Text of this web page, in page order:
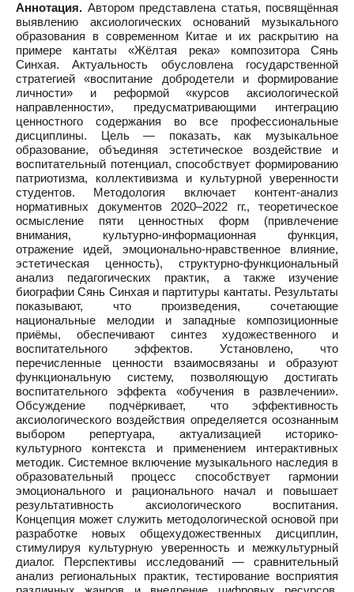
Аннотация. Автором представлена статья, посвящённая
выявлению аксиологических оснований музыкального
образования в современном Китае и их раскрытию на
примере кантаты «Жёлтая река» композитора Сянь
Синхая. Актуальность обусловлена государственной
стратегией «воспитание добродетели и формирование
личности» и реформой «курсов аксиологической
направленности», предусматривающими интеграцию
ценностного содержания во все профессиональные
дисциплины. Цель — показать, как музыкальное
образование, объединяя эстетическое воздействие и
воспитательный потенциал, способствует формированию
патриотизма, коллективизма и культурной уверенности
студентов. Методология включает контент-анализ
нормативных документов 2020–2022 гг., теоретическое
осмысление пяти ценностных форм (привлечение
внимания, культурно-информационная функция,
отражение идей, эмоционально-нравственное влияние,
эстетическая ценность), структурно-функциональный
анализ педагогических практик, а также изучение
биографии Сянь Синхая и партитуры кантаты. Результаты
показывают, что произведения, сочетающие
национальные мелодии и западные композиционные
приёмы, обеспечивают синтез художественного и
воспитательного эффектов. Установлено, что
перечисленные ценности взаимосвязаны и образуют
функциональную систему, позволяющую достигать
воспитательного эффекта «обучения в развлечении».
Обсуждение подчёркивает, что эффективность
аксиологического воздействия определяется осознанным
выбором репертуара, актуализацией историко-
культурного контекста и применением интерактивных
методик. Системное включение музыкального наследия в
образовательный процесс способствует гармонии
эмоционального и рационального начал и повышает
результативность аксиологического воспитания.
Концепция может служить методологической основой при
разработке новых общехудожественных дисциплин,
стимулируя культурную уверенность и межкультурный
диалог. Перспективы исследований — сравнительный
анализ региональных практик, тестирование восприятия